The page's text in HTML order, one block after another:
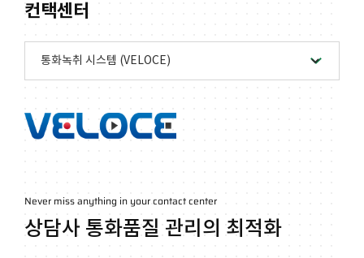
컨택센터
Never miss anything in your contact center
상담사 통화품질 관리의 최적화